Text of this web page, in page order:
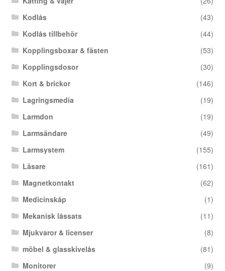
Kodlås
(43)
Kodlås tillbehör
(44)
Kopplingsboxar & fästen
(53)
Kopplingsdosor
(30)
Kort & brickor
(146)
Lagringsmedia
(19)
Larmdon
(19)
Larmsändare
(49)
Larmsystem
(155)
Läsare
(161)
Magnetkontakt
(62)
Medicinskåp
(1)
Mekanisk låssats
(11)
Mjukvaror & licenser
(8)
möbel & glasskivelås
(81)
Monitorer
(9)